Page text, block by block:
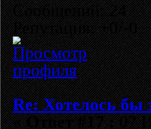
Сообщений: 24
Репутация: +0/-0
Re: Хотелось бы
«Ответ #17 :07